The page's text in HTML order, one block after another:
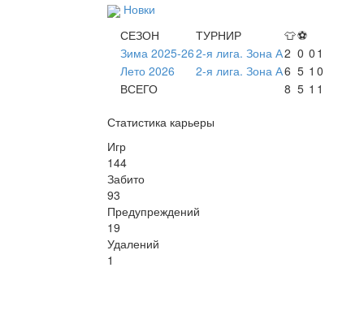
Новки
СЕЗОН
ТУРНИР 👕⚽
Зима 2025-262-я лига. Зона А2 0 0 1
Лето 2026
2-я лига. Зона А6 5 1 0
ВСЕГО
8 5 1 1
Статистика карьеры
Игр
144
Забито
93
Предупреждений
19
Удалений
1